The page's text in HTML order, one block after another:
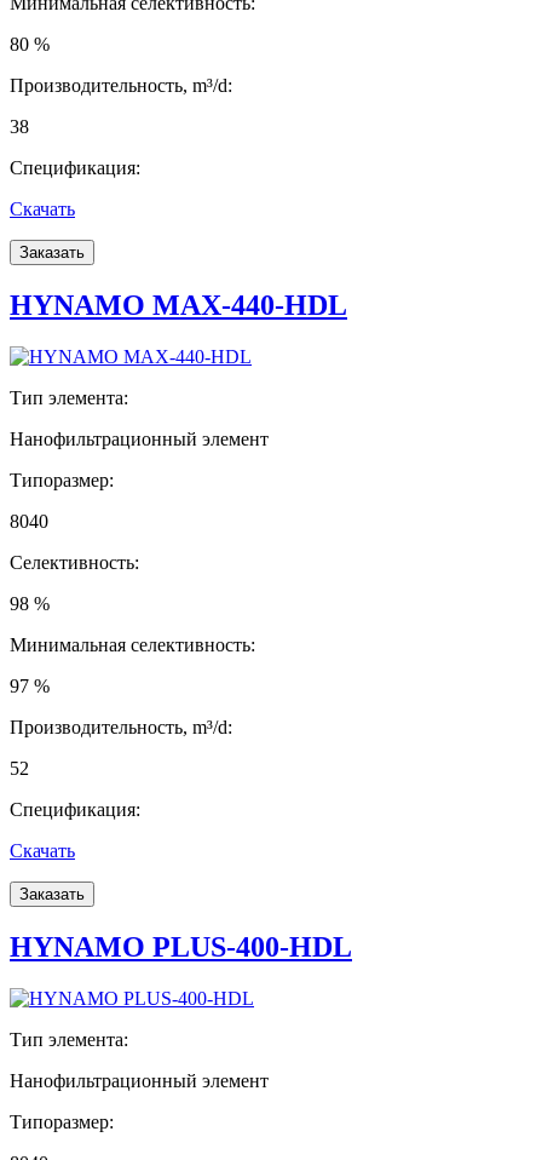
80 %
Производительность, m³/d:
38
Спецификация:
Скачать
Заказать
HYNAMO MAX-440-HDL
Тип элемента:
Нанофильтрационный элемент
Типоразмер:
8040
Селективность:
98 %
Минимальная селективность:
97 %
Производительность, m³/d:
52
Спецификация:
Скачать
Заказать
HYNAMO PLUS-400-HDL
Тип элемента:
Нанофильтрационный элемент
Типоразмер: